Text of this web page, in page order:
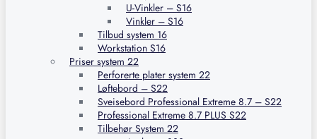
U-Vinkler – S16
Vinkler – S16
Tilbud system 16
Workstation S16
Priser system 22
Perforerte plater system 22
Løftebord – S22
Sveisebord Professional Extreme 8.7 – S22
Professional Extreme 8.7 PLUS S22
Tilbehør System 22